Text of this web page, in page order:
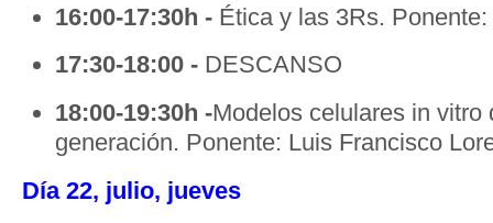
16:00-17:30h - Ética y las 3Rs.
17:30-18:00 - DESCANSO
18:00-19:30h -Modelos celulares in vitro
generación. Ponente: Luis Francisco
Día 22, julio, jueves